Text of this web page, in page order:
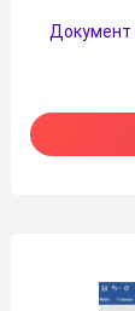
Документ